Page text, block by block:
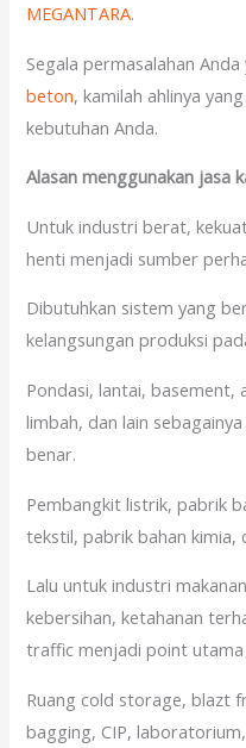
MEGANTARA.
Segala permasalahan
beton, kamilah ahlinya
kebutuhan Anda.
Alasan menggunakan jasa
Untuk industri berat,
henti menjadi sumber
Dibutuhkan sistem yang
kelangsungan produksi
Pondasi, lantai,
limbah, dan lain
benar.
Pembangkit listrik, pabrik
tekstil, pabrik bahan kimia,
Lalu untuk industri
kebersihan, ketahanan
traffic menjadi point
Ruang cold storage, blazt
bagging, CIP,